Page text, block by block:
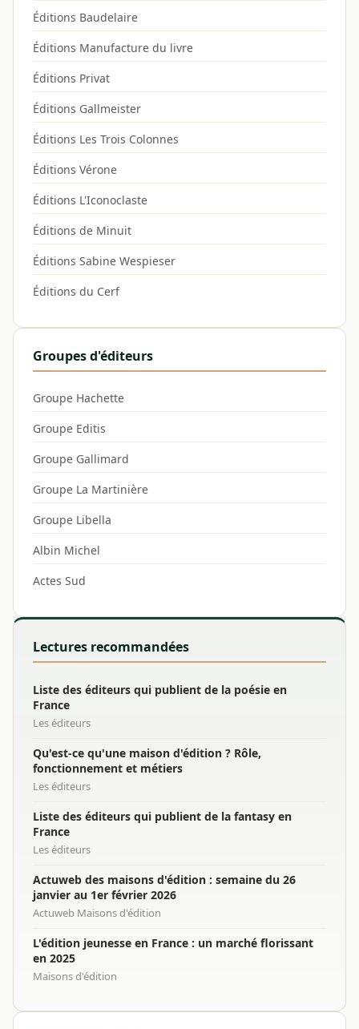
Éditions Baudelaire
Éditions Manufacture du livre
Éditions Privat
Éditions Gallmeister
Éditions Les Trois Colonnes
Éditions Vérone
Éditions L'Iconoclaste
Éditions de Minuit
Éditions Sabine Wespieser
Éditions du Cerf
Groupes d'éditeurs
Groupe Hachette
Groupe Editis
Groupe Gallimard
Groupe La Martinière
Groupe Libella
Albin Michel
Actes Sud
Lectures recommandées
Liste des éditeurs qui publient de la poésie en
France
Les éditeurs
Qu'est-ce qu'une maison d'édition ? Rôle,
fonctionnement et métiers
Les éditeurs
Liste des éditeurs qui publient de la fantasy en
France
Les éditeurs
Actuweb des maisons d'édition : semaine du 26
janvier au 1er février 2026
Actuweb Maisons d'édition
L'édition jeunesse en France : un marché florissant
en 2025
Maisons d'édition